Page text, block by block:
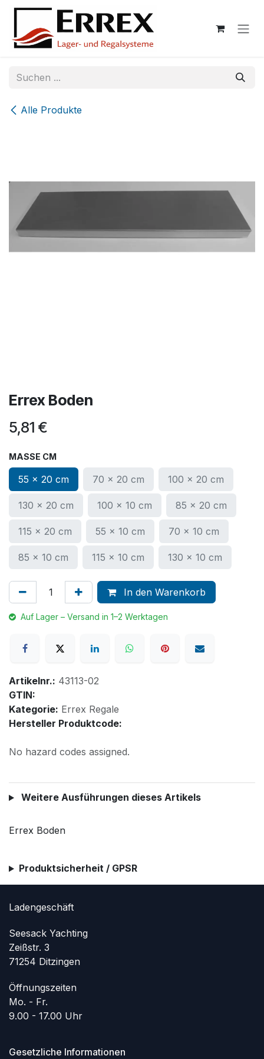
Zum Inhalt springen
Alle Produkte
Errex Boden
5,81 €
MASSE CM
55 x 20 cm 70 x 20 cm 100 x 20 cm
130 x 20 cm 100 x 10 cm 85 x 20 cm
115 x 20 cm 55 x 10 cm 70 x 10 cm
85 x 10 cm 115 x 10 cm 130 x 10 cm
In den Warenkorb
Auf Lager – Versand in 1–2 Werktagen
Artikelnr.: 43113-02
GTIN:
Kategorie: Errex Regale
Hersteller Produktcode:
No hazard codes assigned.
Weitere Ausführungen dieses Artikels
Errex Boden
Produktsicherheit / GPSR
Ladengeschäft
Seesack Yachting
Zeißstr. 3
71254 Ditzingen
Öffnungszeiten
Mo. - Fr.
9.00 - 17.00 Uhr
Gesetzliche Informationen